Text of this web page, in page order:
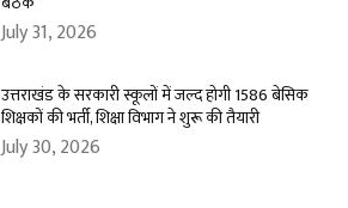
July 31, 2026
उत्तराखंड के सरकारी स्कूलों में जल्द होगी 1586 बेसिक
शिक्षकों की भर्ती, शिक्षा विभाग ने शुरू की तैयारी
July 30, 2026